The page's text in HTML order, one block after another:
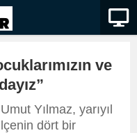
ve
Yılmaz, yarıyıl
dört bir